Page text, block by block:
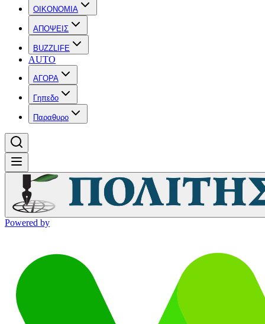
OIKONOMIA
ΑΠΟΨΕΙΣ
BUZZLIFE
AUTO
ΑΓΟΡΑ
Γηπεδο
Παραθυρο
Powered by